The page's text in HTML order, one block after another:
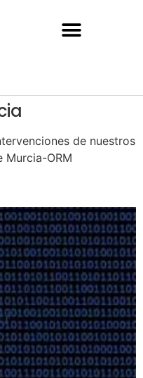
de nuestros
Murcia-ORM